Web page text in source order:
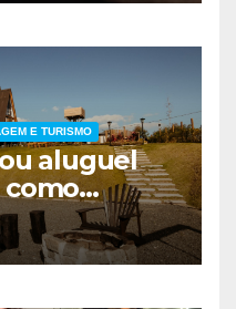
E TURISMO
aluguel